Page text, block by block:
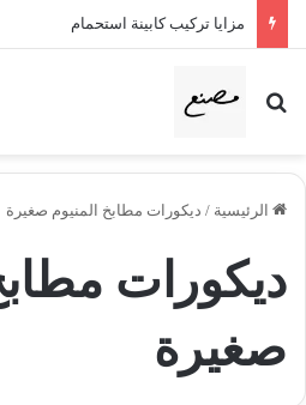
مزايا تركيب كابينة استحمام
بحث عن
الرئيسية / ديكورات مطابخ المنيوم صغيرة
ديكورات
صغيرة